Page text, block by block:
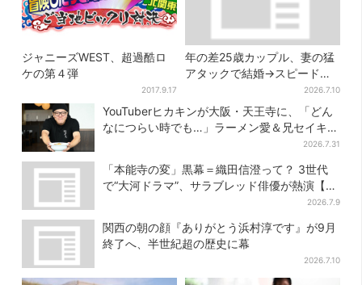
ジャニーズWEST、超過酷ロ
ケの第４弾
2017.9.17
年の差25歳カップル、妻の猛
アタックで結婚→スピード離
婚に…驚きの理由は「新しい
髪型」
2026.7.10
YouTuberヒカキンが大阪・天王寺に、「どん
なにつらい時でも…」ラーメン愛＆兄セイキン
2026.7.31
「本能寺の変」黒幕＝織田信澄って？ 3世代
で“大河ドラマ”、サラブレッド俳優が熱演【豊
2026.7.9
関西の朝の顔『ありがとう浜村淳です』が9月
終了へ、半世紀超の歴史に幕
2026.7.10